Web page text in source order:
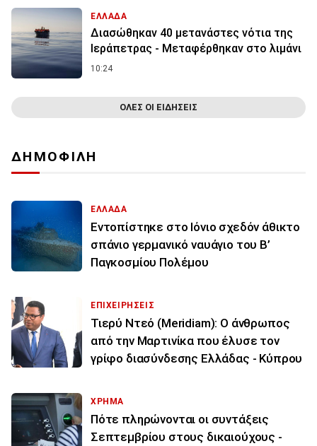
ΕΛΛΑΔΑ
Διασώθηκαν 40 μετανάστες νότια της
Ιεράπετρας - Μεταφέρθηκαν στο λιμάνι
10:24
ΟΛΕΣ ΟΙ ΕΙΔΗΣΕΙΣ
ΔΗΜΟΦΙΛΗ
ΕΛΛΑΔΑ
Εντοπίστηκε στο Ιόνιο σχεδόν άθικτο
σπάνιο γερμανικό ναυάγιο του Β’
Παγκοσμίου Πολέμου
ΕΠΙΧΕΙΡΗΣΕΙΣ
Τιερύ Ντεό (Meridiam): Ο άνθρωπος
από την Μαρτινίκα που έλυσε τον
γρίφο διασύνδεσης Ελλάδας - Κύπρου
ΧΡΗΜΑ
Πότε πληρώνονται οι συντάξεις
Σεπτεμβρίου στους δικαιούχους -